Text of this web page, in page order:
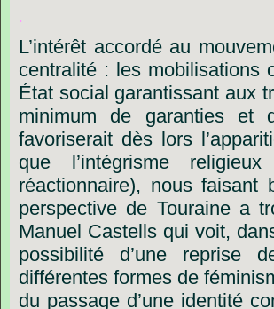
.
L’intérêt accordé au
centralité : les mobilisations
État social garantissant aux
minimum
de garanties et
favoriserait dès lors
que
l’intégrisme religieux
réactionnaire), nous faisant
perspective de Touraine a
Manuel Castells qui voit,
possibilité
d’une reprise
différentes formes de
du passage d’une identité